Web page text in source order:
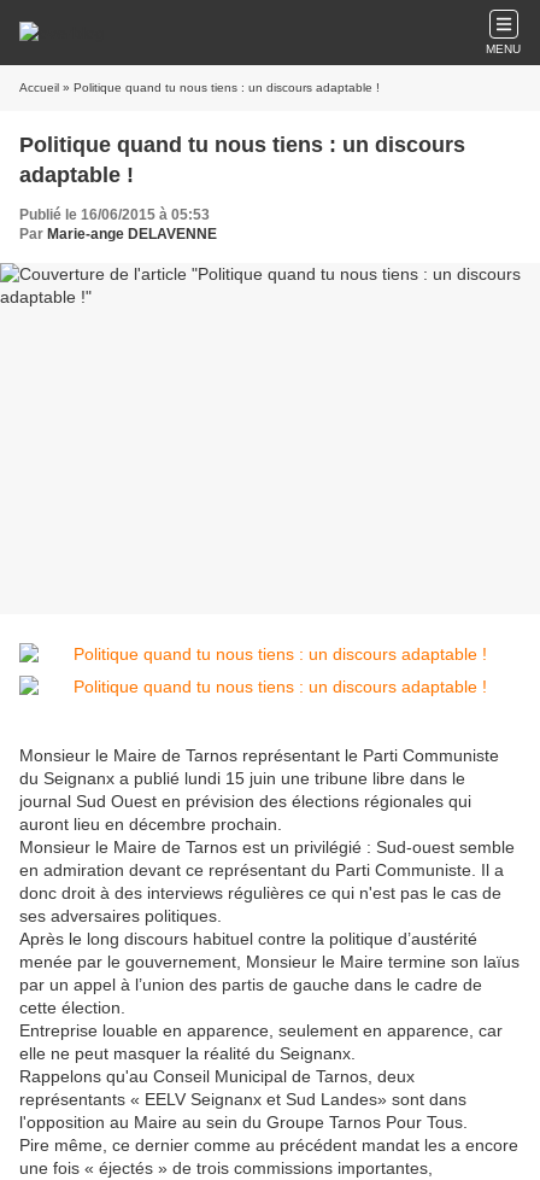
MENU
Accueil » Politique quand tu nous tiens : un discours adaptable !
Politique quand tu nous tiens : un discours
adaptable !
Publié le 16/06/2015 à 05:53
Par Marie-ange DELAVENNE
Monsieur le Maire de Tarnos représentant le Parti Communiste
du Seignanx a publié lundi 15 juin une tribune libre dans le
journal Sud Ouest en prévision des élections régionales qui
auront lieu en décembre prochain.
Monsieur le Maire de Tarnos est un privilégié : Sud-ouest semble
en admiration devant ce représentant du Parti Communiste. Il a
donc droit à des interviews régulières ce qui n'est pas le cas de
ses adversaires politiques.
Après le long discours habituel contre la politique d’austérité
menée par le gouvernement, Monsieur le Maire termine son laïus
par un appel à l’union des partis de gauche dans le cadre de
cette élection.
Entreprise louable en apparence, seulement en apparence, car
elle ne peut masquer la réalité du Seignanx.
Rappelons qu'au Conseil Municipal de Tarnos, deux
représentants « EELV Seignanx et Sud Landes» sont dans
l'opposition au Maire au sein du Groupe Tarnos Pour Tous.
Pire même, ce dernier comme au précédent mandat les a encore
une fois « éjectés » de trois commissions importantes,